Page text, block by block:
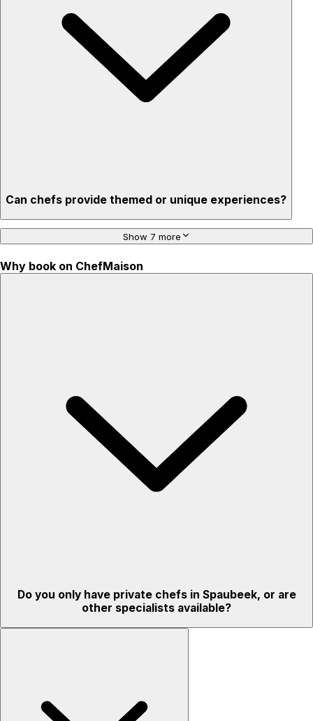
Privacy – skip crowded restaurants
'Chef’s table' storytelling – watch and learn as dishes are
Can chefs provide themed or unique experiences?
Show 7 more
Why book on ChefMaison
Do you only have private chefs in Spaubeek, or are
other specialists available?